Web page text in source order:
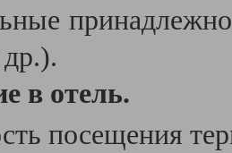
в отель.
посещения